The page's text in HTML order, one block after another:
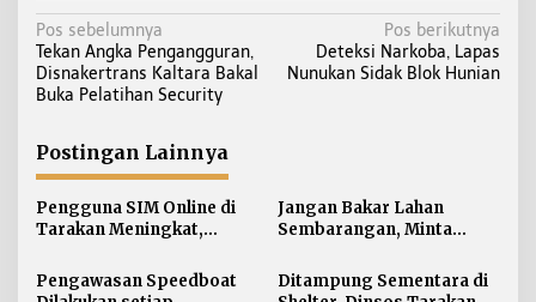
N
a
v
g
a
s
i
o
Pos sebelumnya
Tekan Angka Pengangguran,
Disnakertrans Kaltara Bakal
Buka Pelatihan Security
Pos berikutnya
Deteksi Narkoba, Lapas
Nunukan Sidak Blok Hunian
Postingan Lainnya
Pengguna SIM Online di
Tarakan Meningkat,
Paling Banyak
Jangan Bakar Lahan
Sembarangan, Minta
Pengawasan Speedboat
Ditampung Sementara di